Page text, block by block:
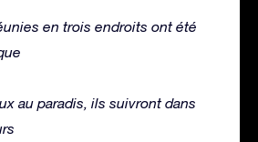
en trois endroits ont été
au paradis, ils suivront dans